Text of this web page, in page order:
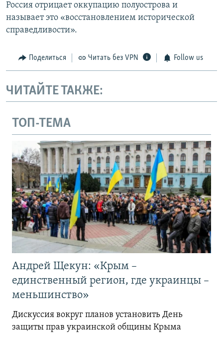
Россия отрицает оккупацию полуострова и
называет это «восстановлением исторической
справедливости».
Поделиться Читать без VPN Follow us
ЧИТАЙТЕ ТАКЖЕ:
ТОП-ТЕМА
Андрей Щекун: «Крым –
единственный регион, где украинцы –
меньшинство»
Дискуссия вокруг планов установить День
защиты прав украинской общины Крыма